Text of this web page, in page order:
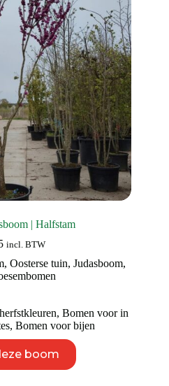
| Halfstam
incl. BTW
,Oosterse tuin,Judasboom,
, Bomen voor in
,Bomen voor bijen
boom
product
heeft